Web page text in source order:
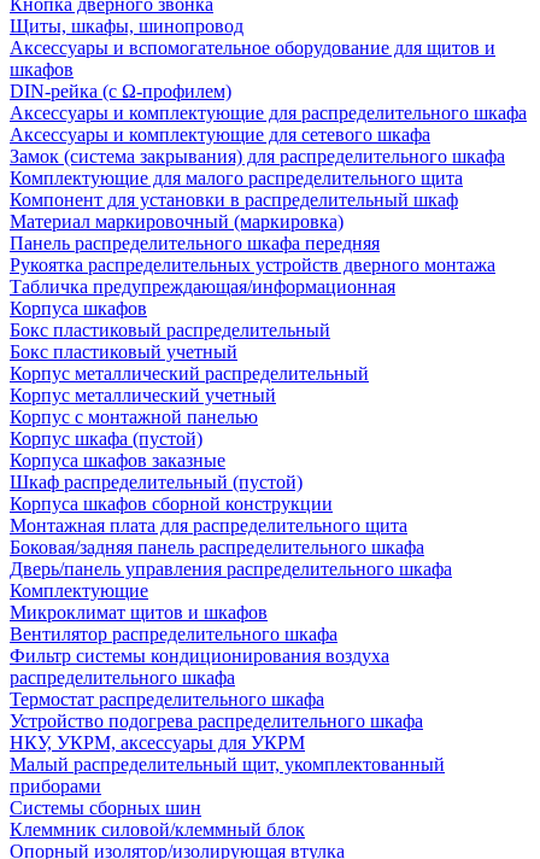
Кнопка дверного звонка
Щиты, шкафы, шинопровод
Аксессуары и вспомогательное оборудование для щитов и
шкафов
DIN-рейка (с Ω-профилем)
Аксессуары и комплектующие для распределительного шкафа
Аксессуары и комплектующие для сетевого шкафа
Замок (система закрывания) для распределительного шкафа
Комплектующие для малого распределительного щита
Компонент для установки в распределительный шкаф
Материал маркировочный (маркировка)
Панель распределительного шкафа передняя
Рукоятка распределительных устройств дверного монтажа
Табличка предупреждающая/информационная
Корпуса шкафов
Бокс пластиковый распределительный
Бокс пластиковый учетный
Корпус металлический распределительный
Корпус металлический учетный
Корпус с монтажной панелью
Корпус шкафа (пустой)
Корпуса шкафов заказные
Шкаф распределительный (пустой)
Корпуса шкафов сборной конструкции
Монтажная плата для распределительного щита
Боковая/задняя панель распределительного шкафа
Дверь/панель управления распределительного шкафа
Комплектующие
Микроклимат щитов и шкафов
Вентилятор распределительного шкафа
Фильтр системы кондиционирования воздуха
распределительного шкафа
Термостат распределительного шкафа
Устройство подогрева распределительного шкафа
НКУ, УКРМ, аксессуары для УКРМ
Малый распределительный щит, укомплектованный
приборами
Системы сборных шин
Клеммник силовой/клеммный блок
Опорный изолятор/изолирующая втулка